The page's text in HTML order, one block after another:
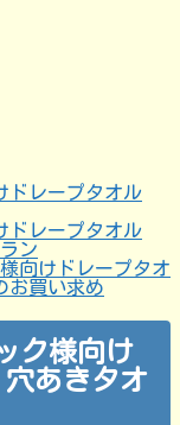
ドレープタオル
ドレープタオル
ン
向けドレープタオ
お買い求め
ク様向け
あきタオ